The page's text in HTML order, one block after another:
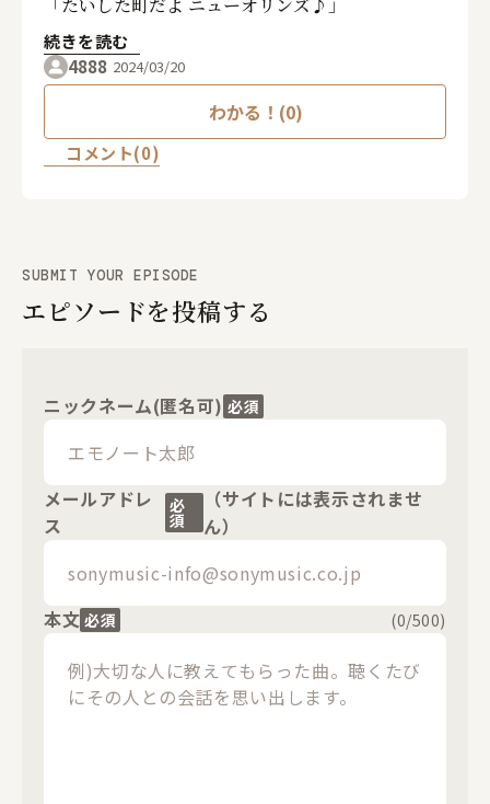
続きを読む
4888 2024/03/20
わかる！(0)
コメント(0)
SUBMIT YOUR EPISODE
エピソードを投稿する
ニックネーム(匿名可) 必須
メールアドレ
ス
必
須
（サイトには表示されませ
ん）
本文 必須 (0/500)